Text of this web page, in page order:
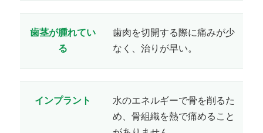
歯茎が腫れてい
る
歯肉を切開する際に痛みが少
なく、治りが早い。
インプラント
水のエネルギーで骨を削るた
め、骨組織を熱で痛めること